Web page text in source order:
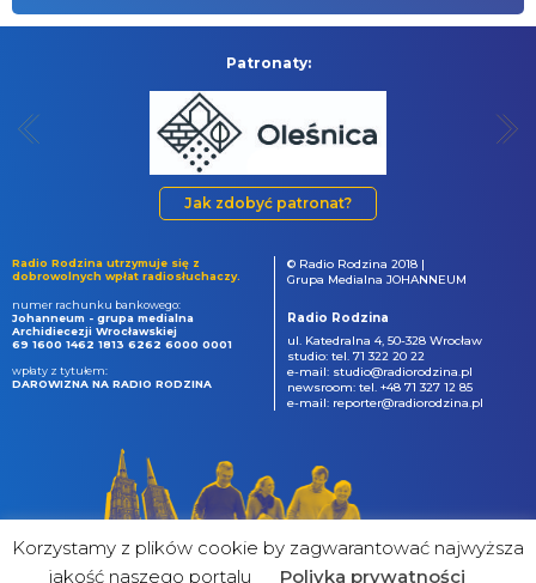
Patronaty:
Jak zdobyć patronat?
Radio Rodzina utrzymuje się z
dobrowolnych wpłat radiosłuchaczy.
numer rachunku bankowego:
Johanneum - grupa medialna
Archidiecezji Wrocławskiej
69 1600 1462 1813 6262 6000 0001
wpłaty z tytułem:
DAROWIZNA NA RADIO RODZINA
© Radio Rodzina 2018 |
Grupa Medialna JOHANNEUM
Radio Rodzina
ul. Katedralna 4, 50-328 Wrocław
studio: tel. 71 322 20 22
e-mail: studio@radiorodzina.pl
newsroom: tel. +48 71 327 12 85
e-mail: reporter@radiorodzina.pl
Korzystamy z plików cookie by zagwarantować najwyższa
jakość naszego portalu
Poliyka prywatności